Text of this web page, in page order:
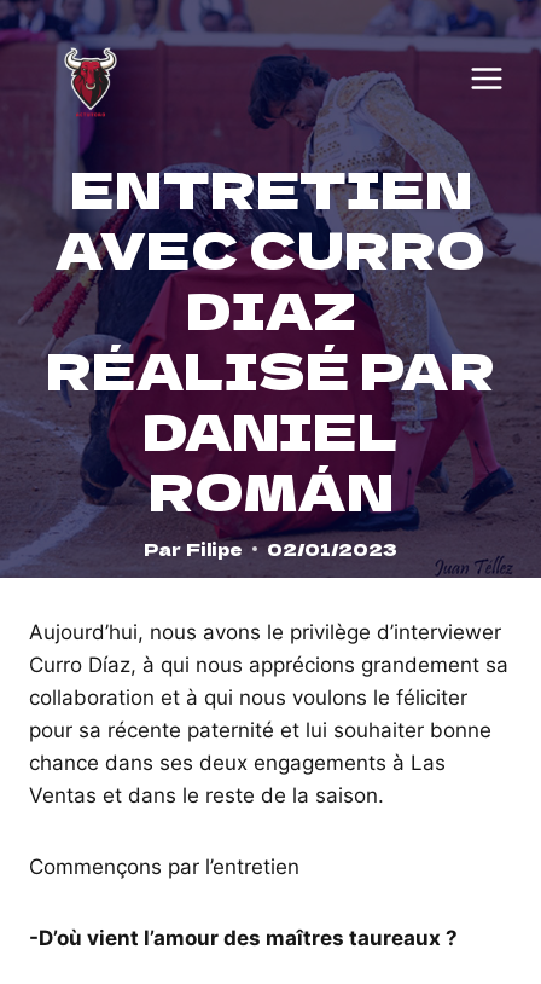
Skip
to
content
ENTRETIEN
AVEC CURRO
DIAZ
RÉALISÉ PAR
DANIEL
ROMÁN
Par Filipe 02/01/2023
Aujourd’hui, nous avons le privilège d’interviewer
Curro Díaz, à qui nous apprécions grandement sa
collaboration et à qui nous voulons le féliciter
pour sa récente paternité et lui souhaiter bonne
chance dans ses deux engagements à Las
Ventas et dans le reste de la saison.
Commençons par l’entretien
-D’où vient l’amour des maîtres taureaux ?